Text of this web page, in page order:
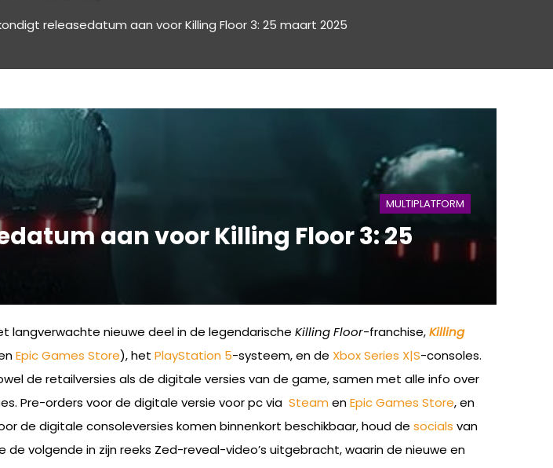
releasedatum aan voor Killing Floor 3: 25 maart 2025
MULTIPLATFORM
aan voor Killing Floor 3: 25
langverwachte nieuwe deel in de legendarische Killing Floor-franchise,Killing
Epic Games Store), het PlayStation 5-systeem, en de Xbox Series X|S-consoles.
de retailversies als de digitale versies van de game, samen met alle info over
Pre-orders voor de digitale versie voor pc via Steam enEpic Games Store, en
de digitale consoleversies komen binnenkort beschikbaar, houd de socials van
volgende in zijn reeks Zed-reveal-video’s uitgebracht, waarin de nieuwe en